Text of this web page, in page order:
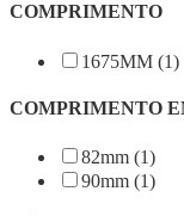
COMPRIMENTO
1675MM (1)
COMPRIMENTO
82mm (1)
90mm (1)